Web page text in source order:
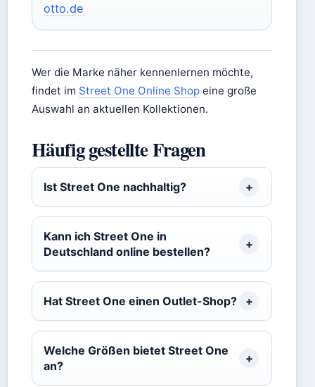
otto.de
Wer die Marke näher kennenlernen möchte,
findet im Street One Online Shop eine große
Auswahl an aktuellen Kollektionen.
Häufig gestellte Fragen
Ist Street One nachhaltig?
Kann ich Street One in
Deutschland online bestellen?
Hat Street One einen Outlet-Shop?
Welche Größen bietet Street One
an?